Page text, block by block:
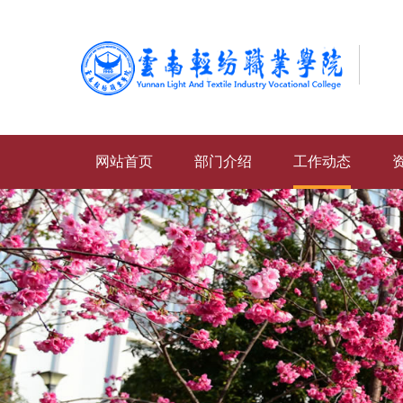
网站首页 部门介绍 工作动态